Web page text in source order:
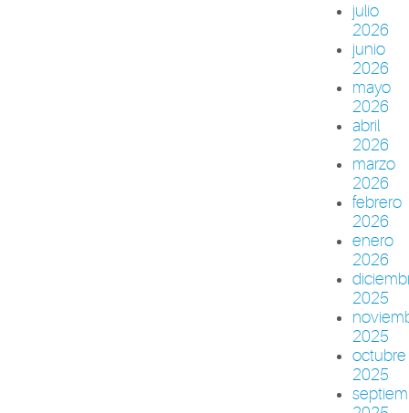
julio
2026
junio
2026
mayo
2026
abril
2026
marzo
2026
febrero
2026
enero
2026
2025
2025
octubre
2025